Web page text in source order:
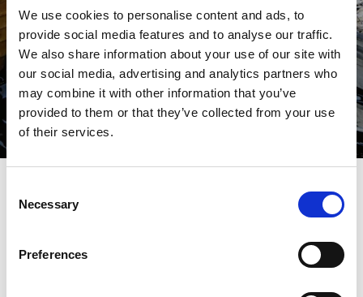
We use cookies to personalise content and ads, to
provide social media features and to analyse our traffic.
We also share information about your use of our site with
our social media, advertising and analytics partners who
may combine it with other information that you’ve
provided to them or that they’ve collected from your use
of their services.
Selection
Necessary
Preferences
Skaldyrsoplevelser
Oplev fisk og skaldyr på skaldyrscruise, rejefest, østerssafari,
blåmuslingeplukning og krebsefiskeri.
Udforsk Vest-Sveriges perler og